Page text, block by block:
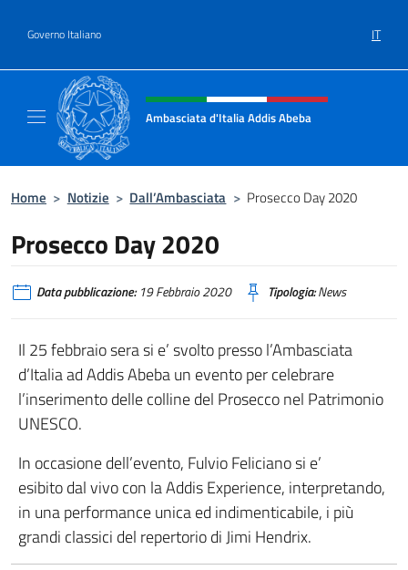
Governo Italiano IT
Intestazione sito, social e menù
Ambasciata d'Italia Addis Abeba
Home > Notizie > Dall’Ambasciata > Prosecco Day 2020
Prosecco Day 2020
Data pubblicazione:19 Febbraio 2020 Tipologia:News
Il 25 febbraio sera si e’ svolto presso l’Ambasciata
d’Italia ad Addis Abeba un evento per celebrare
l’inserimento delle colline del Prosecco nel Patrimonio
UNESCO.
In occasione dell’evento, Fulvio Feliciano si e’
esibito dal vivo con la Addis Experience, interpretando,
in una performance unica ed indimenticabile, i più
grandi classici del repertorio di Jimi Hendrix.